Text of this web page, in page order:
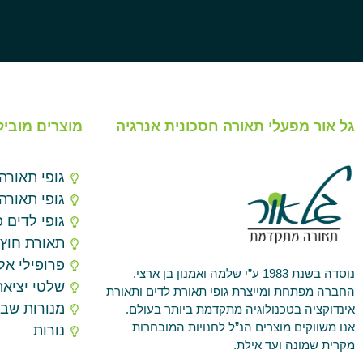
גל אור מפעלי תאורה חסכונית אנרגיה
נוסדה בשנת 1983 ע”י שלמה ואמנון בן ארצי.
החברה מפתחת ומייצרת גופי תאורת לדים ותאורת
אינדוקציה בטכנולוגיה מתקדמת ביותר בעולם.
אנו משווקים מוצרים הנ”ל לחנויות המובחרות
מקרית שמונה ועד אילת.
מוצרים
גופי
גופי
גופי לדים
תאורת חוץ
פרופילי
שלטי
מנורות
נורות